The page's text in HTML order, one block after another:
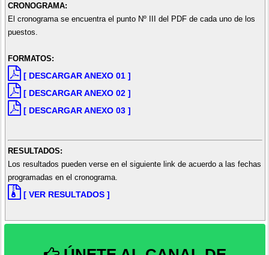
CRONOGRAMA:
El cronograma se encuentra el punto Nº III del PDF de cada uno de los
puestos.
FORMATOS:
[ DESCARGAR ANEXO 01 ]
[ DESCARGAR ANEXO 02 ]
[ DESCARGAR ANEXO 03 ]
RESULTADOS:
Los resultados pueden verse en el siguiente link de acuerdo a las fechas
programadas en el cronograma.
[ VER RESULTADOS ]